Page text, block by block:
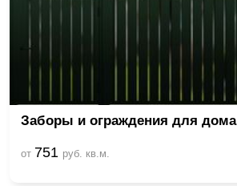
Заборы и ограждения для дома
от 751 руб. кв.м.